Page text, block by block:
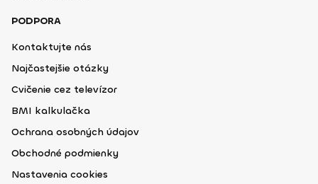
PODPORA
Kontaktujte nás
Najčastejšie otázky
Cvičenie cez televízor
BMI kalkulačka
Ochrana osobných údajov
Obchodné podmienky
Nastavenia cookies